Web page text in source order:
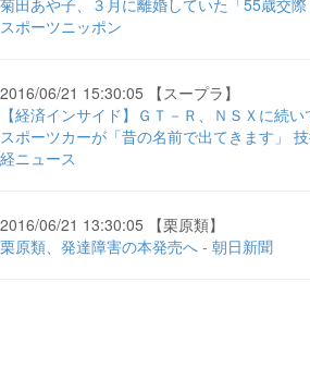
菊田あや子、３月に離婚していた「55歳交
スポーツニッポン
2016/06/21 15:30:05 【スープラ】
【経済インサイド】ＧＴ－Ｒ、ＮＳＸに続
スポーツカーが「昔の名前で出てきます」
経ニュース
2016/06/21 13:30:05 【栗原類】
栗原類、発達障害の本発売へ - 朝日新聞